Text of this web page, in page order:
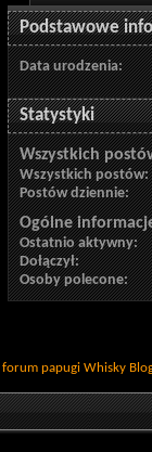
Podstawowe
Data urodzenia
Statystyki
Wszystkich
Wszystkich postów
Postów dziennie
Ogólne
Ostatnio aktywny
Dołączył
Osoby polecone
forum papugi Whisky